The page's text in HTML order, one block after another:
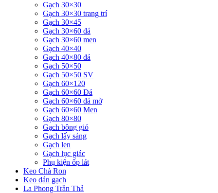
Gạch 30×30
Gạch 30×30 trang trí
Gạch 30×45
Gạch 30×60 đá
Gạch 30×60 men
Gạch 40×40
Gạch 40×80 đá
Gạch 50×50
Gạch 50×50 SV
Gạch 60×120
Gạch 60×60 Đá
Gạch 60×60 đá mờ
Gạch 60×60 Men
Gạch 80×80
Gạch bông gió
Gạch lấy sáng
Gạch len
Gạch lục giác
Phụ kiện ốp lát
Keo Chà Ron
Keo dán gạch
La Phong Trần Thả